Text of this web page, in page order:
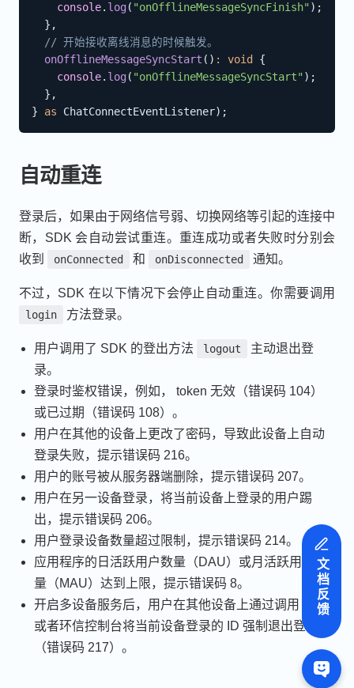
console. log( "onOfflineMessageSyncFinish" ) ;
} ,
// 开始接收离线消息的时候触发。
onOfflineMessageSyncStart ( ) : void
{
console. log( "onOfflineMessageSyncStart" ) ;
} ,
}
as ChatConnectEventListener) ;
自动重连
登录后，如果由于网络信号弱、切换网络等引起的连接中
断，SDK 会自动尝试重连。重连成功或者失败时分别会
收到
onConnected 和 onDisconnected 通知。
不过，SDK 在以下情况下会停止自动重连。你需要调用
login 方法登录。
用户调用了 SDK 的登出方法 logout
主动退出登
录。
登录时鉴权错误，例如， token 无效（错误码 104）
或已过期（错误码 108）。
用户在其他的设备上更改了密码，导致此设备上自动
登录失败，提示错误码 216。
用户的账号被从服务器端删除，提示错误码 207。
用户在另一设备登录，将当前设备上登录的用户踢
出，提示错误码 206。
用户登录设备数量超过限制，提示错误码 214。
应用程序的日活跃用户数量（DAU）或月活跃用户数
量（MAU）达到上限，提示错误码 8。
开启多设备服务后，用户在其他设备上通过调用 API
或者环信控制台将当前设备登录的 ID 强制退出登录
（错误码 217）。
文档反馈